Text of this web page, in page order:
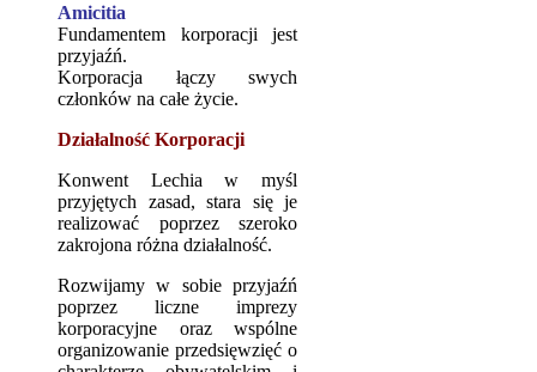
Amicitia
Fundamentem korporacji jest
przyjaźń.
Korporacja łączy swych
członków na całe życie.
Działalność Korporacji
Konwent Lechia w myśl
przyjętych zasad, stara się je
realizować poprzez szeroko
zakrojona różna działalność.
Rozwijamy w sobie przyjaźń
poprzez liczne imprezy
korporacyjne oraz wspólne
organizowanie przedsięwzięć o